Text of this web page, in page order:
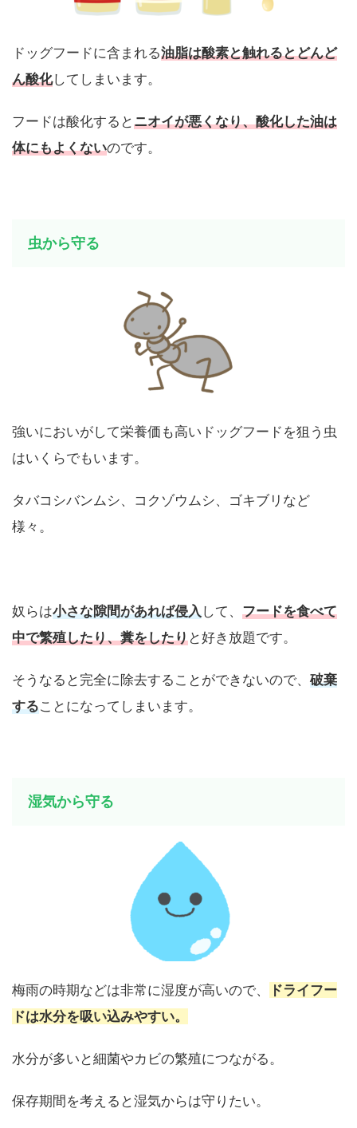
ドッグフードに含まれる油脂は酸素と触れるとどんど
ん酸化してしまいます。
フードは酸化するとニオイが悪くなり、酸化した油は
体にもよくないのです。
虫から守る
強いにおいがして栄養価も高いドッグフードを狙う虫
はいくらでもいます。
タバコシバンムシ、コクゾウムシ、ゴキブリなど
様々。
奴らは小さな隙間があれば侵入して、 フードを食べて
中で繁殖したり、糞をしたりと好き放題です。
そうなると完全に除去することができないので、 破棄
することになってしまいます。
湿気から守る
梅雨の時期などは非常に湿度が高いので、
ドライフー
ドは水分を吸い込みやすい。
水分が多いと細菌やカビの繁殖につながる。
保存期間を考えると湿気からは守りたい。